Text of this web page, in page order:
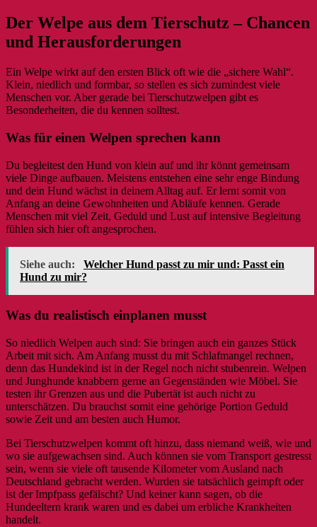
Der Welpe aus dem Tierschutz – Chancen
und Herausforderungen
Ein Welpe wirkt auf den ersten Blick oft wie die „sichere Wahl“.
Klein, niedlich und formbar, so stellen es sich zumindest viele
Menschen vor. Aber gerade bei Tierschutzwelpen gibt es
Besonderheiten, die du kennen solltest.
Was für einen Welpen sprechen kann
Du begleitest den Hund von klein auf und ihr könnt gemeinsam
viele Dinge aufbauen. Meistens entstehen eine sehr enge Bindung
und dein Hund wächst in deinem Alltag auf. Er lernt somit von
Anfang an deine Gewohnheiten und Abläufe kennen. Gerade
Menschen mit viel Zeit, Geduld und Lust auf intensive Begleitung
fühlen sich hier oft angesprochen.
Siehe auch:
Welcher Hund passt zu mir und: Passt ein
Hund zu mir?
Was du realistisch einplanen musst
So niedlich Welpen auch sind: Sie bringen auch ein ganzes Stück
Arbeit mit sich. Am Anfang musst du mit Schlafmangel rechnen,
denn das Hundekind ist in der Regel noch nicht stubenrein. Welpen
und Junghunde knabbern gerne an Gegenständen wie Möbel. Sie
testen ihr Grenzen aus und die Pubertät ist auch nicht zu
unterschätzen. Du brauchst somit eine gehörige Portion Geduld
sowie Zeit und am besten auch Humor.
Bei Tierschutzwelpen kommt oft hinzu, dass niemand weiß, wie und
wo sie aufgewachsen sind. Auch können sie vom Transport gestresst
sein, wenn sie viele oft tausende Kilometer vom Ausland nach
Deutschland gebracht werden. Wurden sie tatsächlich geimpft oder
ist der Impfpass gefälscht? Und keiner kann sagen, ob die
Hundeeltern krank waren und es dabei um erbliche Krankheiten
handelt.